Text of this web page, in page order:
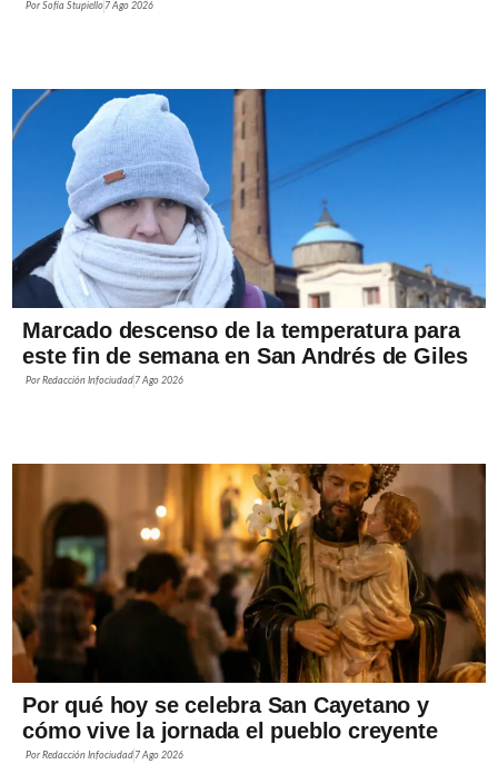
PorSofía Stupiello 7 Ago 2026
Marcado descenso de la temperatura para
este fin de semana en San Andrés de Giles
PorRedacción Infociudad 7 Ago 2026
Por qué hoy se celebra San Cayetano y
cómo vive la jornada el pueblo creyente
PorRedacción Infociudad 7 Ago 2026